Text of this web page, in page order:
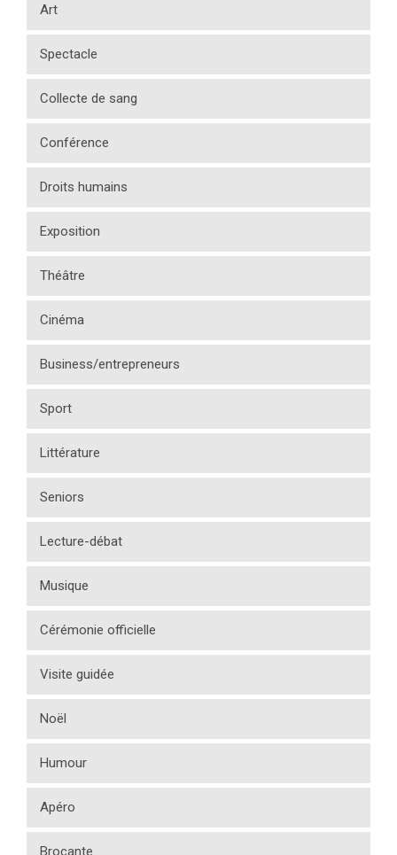
Art
Spectacle
Collecte de sang
Conférence
Droits humains
Exposition
Théâtre
Cinéma
Business/entrepreneurs
Sport
Littérature
Seniors
Lecture-débat
Musique
Cérémonie officielle
Visite guidée
Noël
Humour
Apéro
Brocante